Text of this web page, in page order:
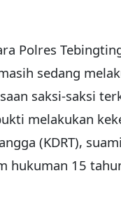
Polres
sedang
saksi-saksi
melakukan
(KDRT),
hukuman 15